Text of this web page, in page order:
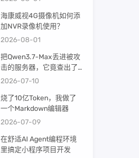
海康威视4G摄像机如何添
加NVR录像机使用？
2026-08-01
把Qwen3.7-Max丢进被攻
击的服务器，它竟查出了
暴力破解！
2026-07-10
烧了10亿Token，我做了
一个Markdown编辑器
2026-07-09
在舒适AI Agent编程环境
里搞定小程序项目开发